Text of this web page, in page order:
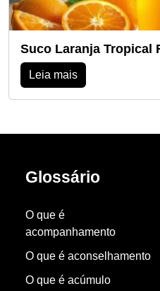
Suco Laranja Tropical
Leia mais
Glossário
O que é
acompanhamento
O que é aconselhamento
O que é acúmulo